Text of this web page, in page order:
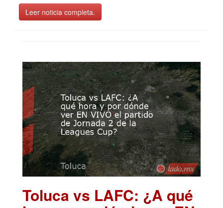
Leer noticia completa.
Toluca vs LAFC: ¿A qué